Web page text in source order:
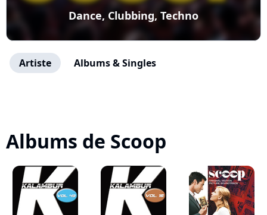
Dance, Clubbing, Techno
Artiste Albums & Singles
Albums de Scoop